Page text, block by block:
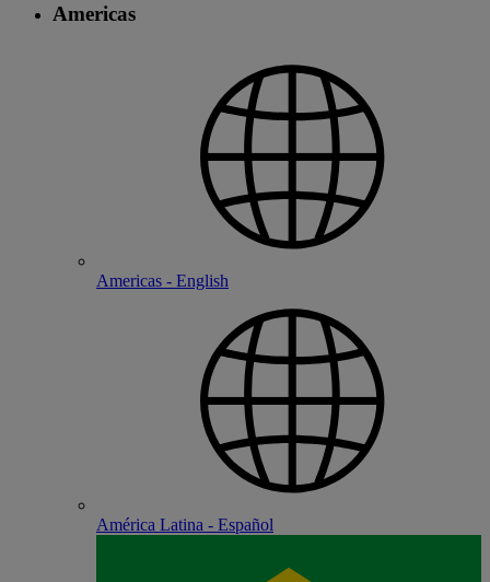
Americas
Americas - English
América Latina - Español